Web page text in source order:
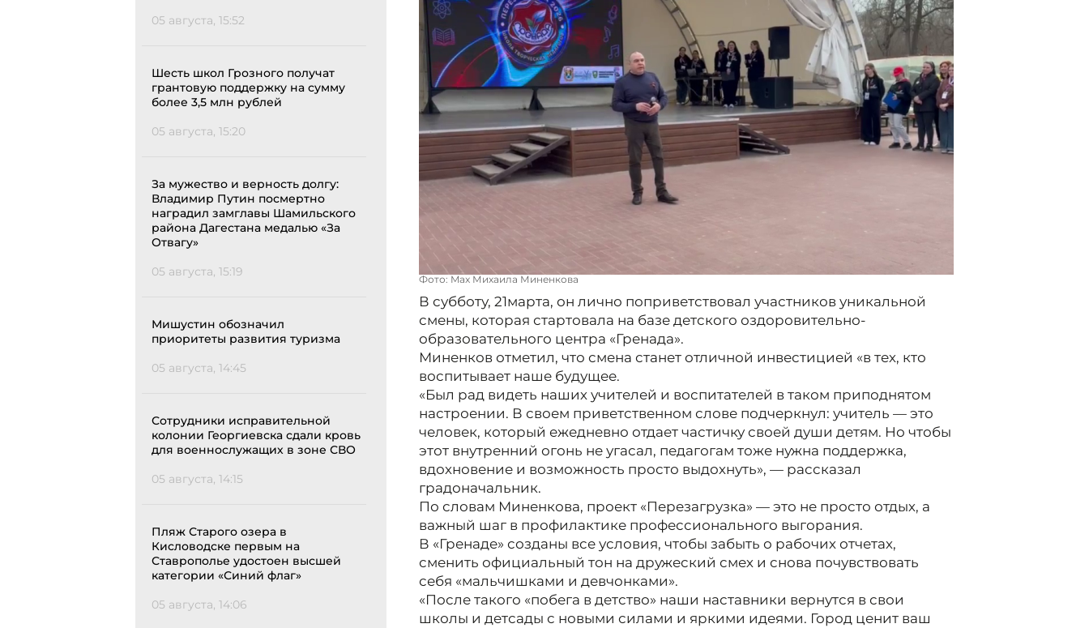
05 августа, 15:52
Шесть школ Грозного получат
грантовую поддержку на сумму
более 3,5 млн рублей
05 августа, 15:20
За мужество и верность долгу:
Владимир Путин посмертно
наградил замглавы Шамильского
района Дагестана медалью «За
Отвагу»
05 августа, 15:19
Мишустин обозначил
приоритеты развития туризма
05 августа, 14:45
Сотрудники исправительной
колонии Георгиевска сдали кровь
для военнослужащих в зоне СВО
05 августа, 14:15
Пляж Старого озера в
Кисловодске первым на
Ставрополье удостоен высшей
категории «Синий флаг»
05 августа, 14:06
Фото: Max Михаила Миненкова
В субботу, 21марта, он лично поприветствовал участников уникальной
смены, которая стартовала на базе детского оздоровительно-
образовательного центра «Гренада».
Миненков отметил, что смена станет отличной инвестицией «в тех, кто
воспитывает наше будущее.
«Был рад видеть наших учителей и воспитателей в таком приподнятом
настроении. В своем приветственном слове подчеркнул: учитель — это
человек, который ежедневно отдает частичку своей души детям. Но чтобы
этот внутренний огонь не угасал, педагогам тоже нужна поддержка,
вдохновение и возможность просто выдохнуть», — рассказал
градоначальник.
По словам Миненкова, проект «Перезагрузка» — это не просто отдых, а
важный шаг в профилактике профессионального выгорания.
В «Гренаде» созданы все условия, чтобы забыть о рабочих отчетах,
сменить официальный тон на дружеский смех и снова почувствовать
себя «мальчишками и девчонками».
«После такого «побега в детство» наши наставники вернутся в свои
школы и детсады с новыми силами и яркими идеями. Город ценит ваш